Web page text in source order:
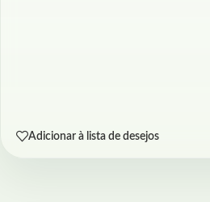
Adicionar à lista de desejos